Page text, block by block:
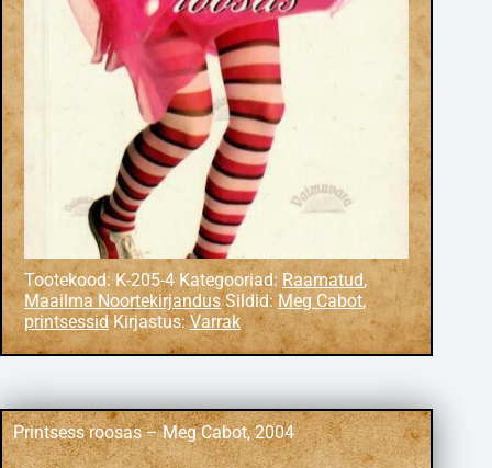
Tootekood:K-205-4 Kategooriad:Raamatud,
Maailma Noortekirjandus Sildid:Meg Cabot,
printsessid Kirjastus:Varrak
Printsess roosas – Meg Cabot, 2004